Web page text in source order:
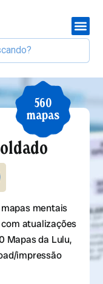
560
mapas
mentais
atualizações
Mapas da Lulu,
impressão